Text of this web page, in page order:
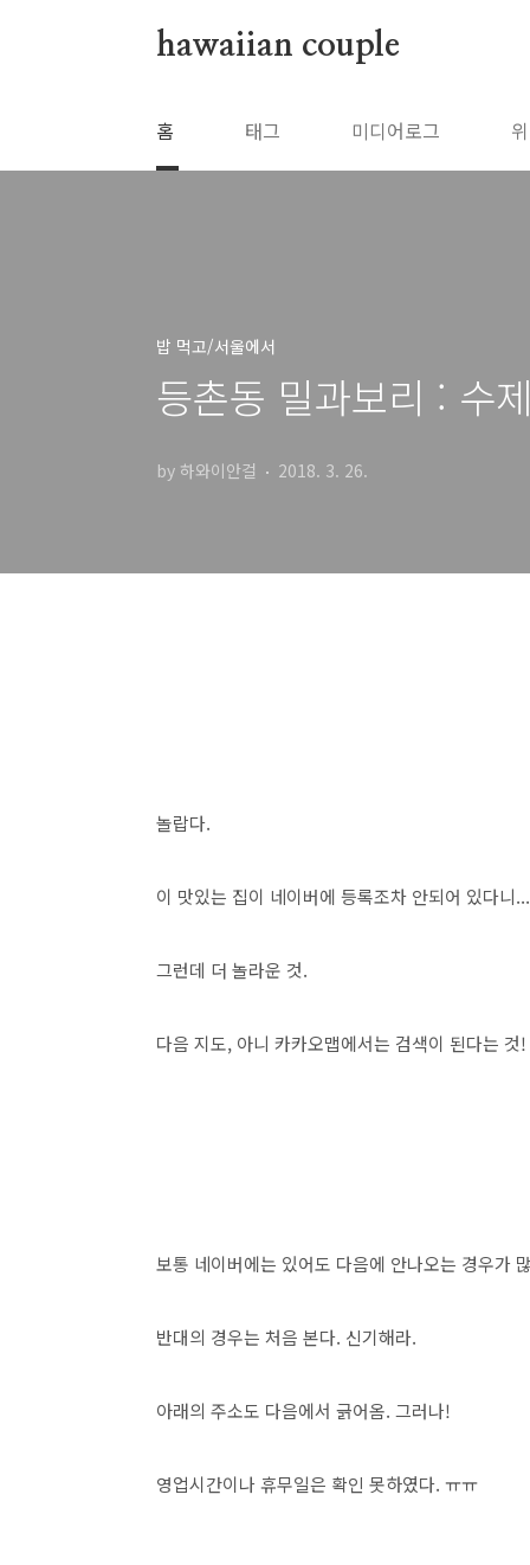
hawaiian couple
홈 태그 미디어로그
밥 먹고/서울에서
등촌동 밀과보리 : 수
by 하와이안걸 2018. 3. 26.
놀랍다.
이 맛있는 집이 네이버에 등록조차 안되어 있다니...
그런데 더 놀라운 것.
다음 지도, 아니 카카오맵에서는 검색이 된다는
보통 네이버에는 있어도 다음에 안나오는 경우가
반대의 경우는 처음 본다. 신기해라.
아래의 주소도 다음에서 긁어옴. 그러나!
영업시간이나 휴무일은 확인 못하였다. ㅠㅠ